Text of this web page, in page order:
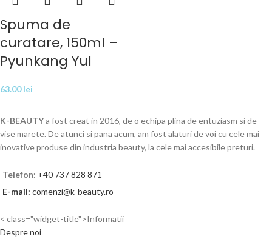
Spuma de
curatare, 150ml –
Pyunkang Yul
63.00lei
K-BEAUTYa fost creat in 2016, de o echipa plina de entuziasm si de
vise marete. De atunci si pana acum, am fost alaturi de voi cu cele mai
inovative produse din industria beauty, la cele mai accesibile preturi.
Telefon: +40 737 828 871
E-mail: comenzi@k-beauty.ro
< class="widget-title">Informatii
Despre noi